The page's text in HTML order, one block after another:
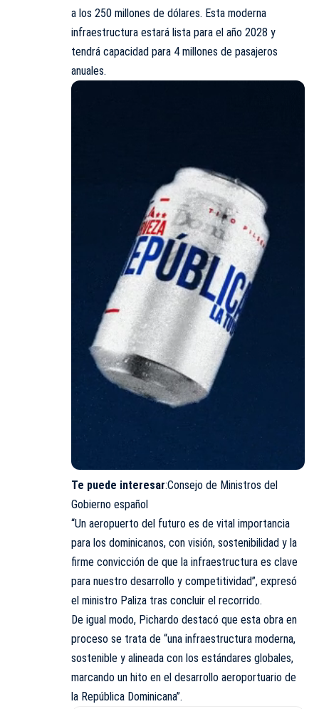
a los 250 millones de dólares. Esta moderna
infraestructura estará lista para el año 2028 y
tendrá capacidad para 4 millones de pasajeros
anuales.
Te puede interesar:Consejo de Ministros del
Gobierno español
“Un aeropuerto del futuro es de vital importancia
para los dominicanos, con visión, sostenibilidad y la
firme convicción de que la infraestructura es clave
para nuestro desarrollo y competitividad”, expresó
el ministro Paliza tras concluir el recorrido.
De igual modo, Pichardo destacó que esta obra en
proceso se trata de “una infraestructura moderna,
sostenible y alineada con los estándares globales,
marcando un hito en el desarrollo aeroportuario de
la República Dominicana”.